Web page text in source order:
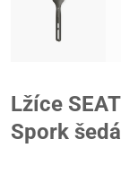
Lžíce
Spork šedá